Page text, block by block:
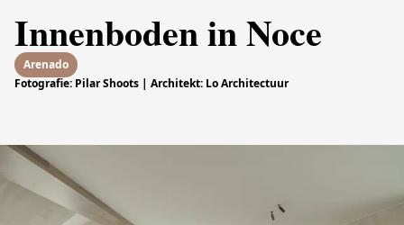
Innenboden in Noce
Arenado
Fotografie: Pilar Shoots | Architekt: Lo Architectuur